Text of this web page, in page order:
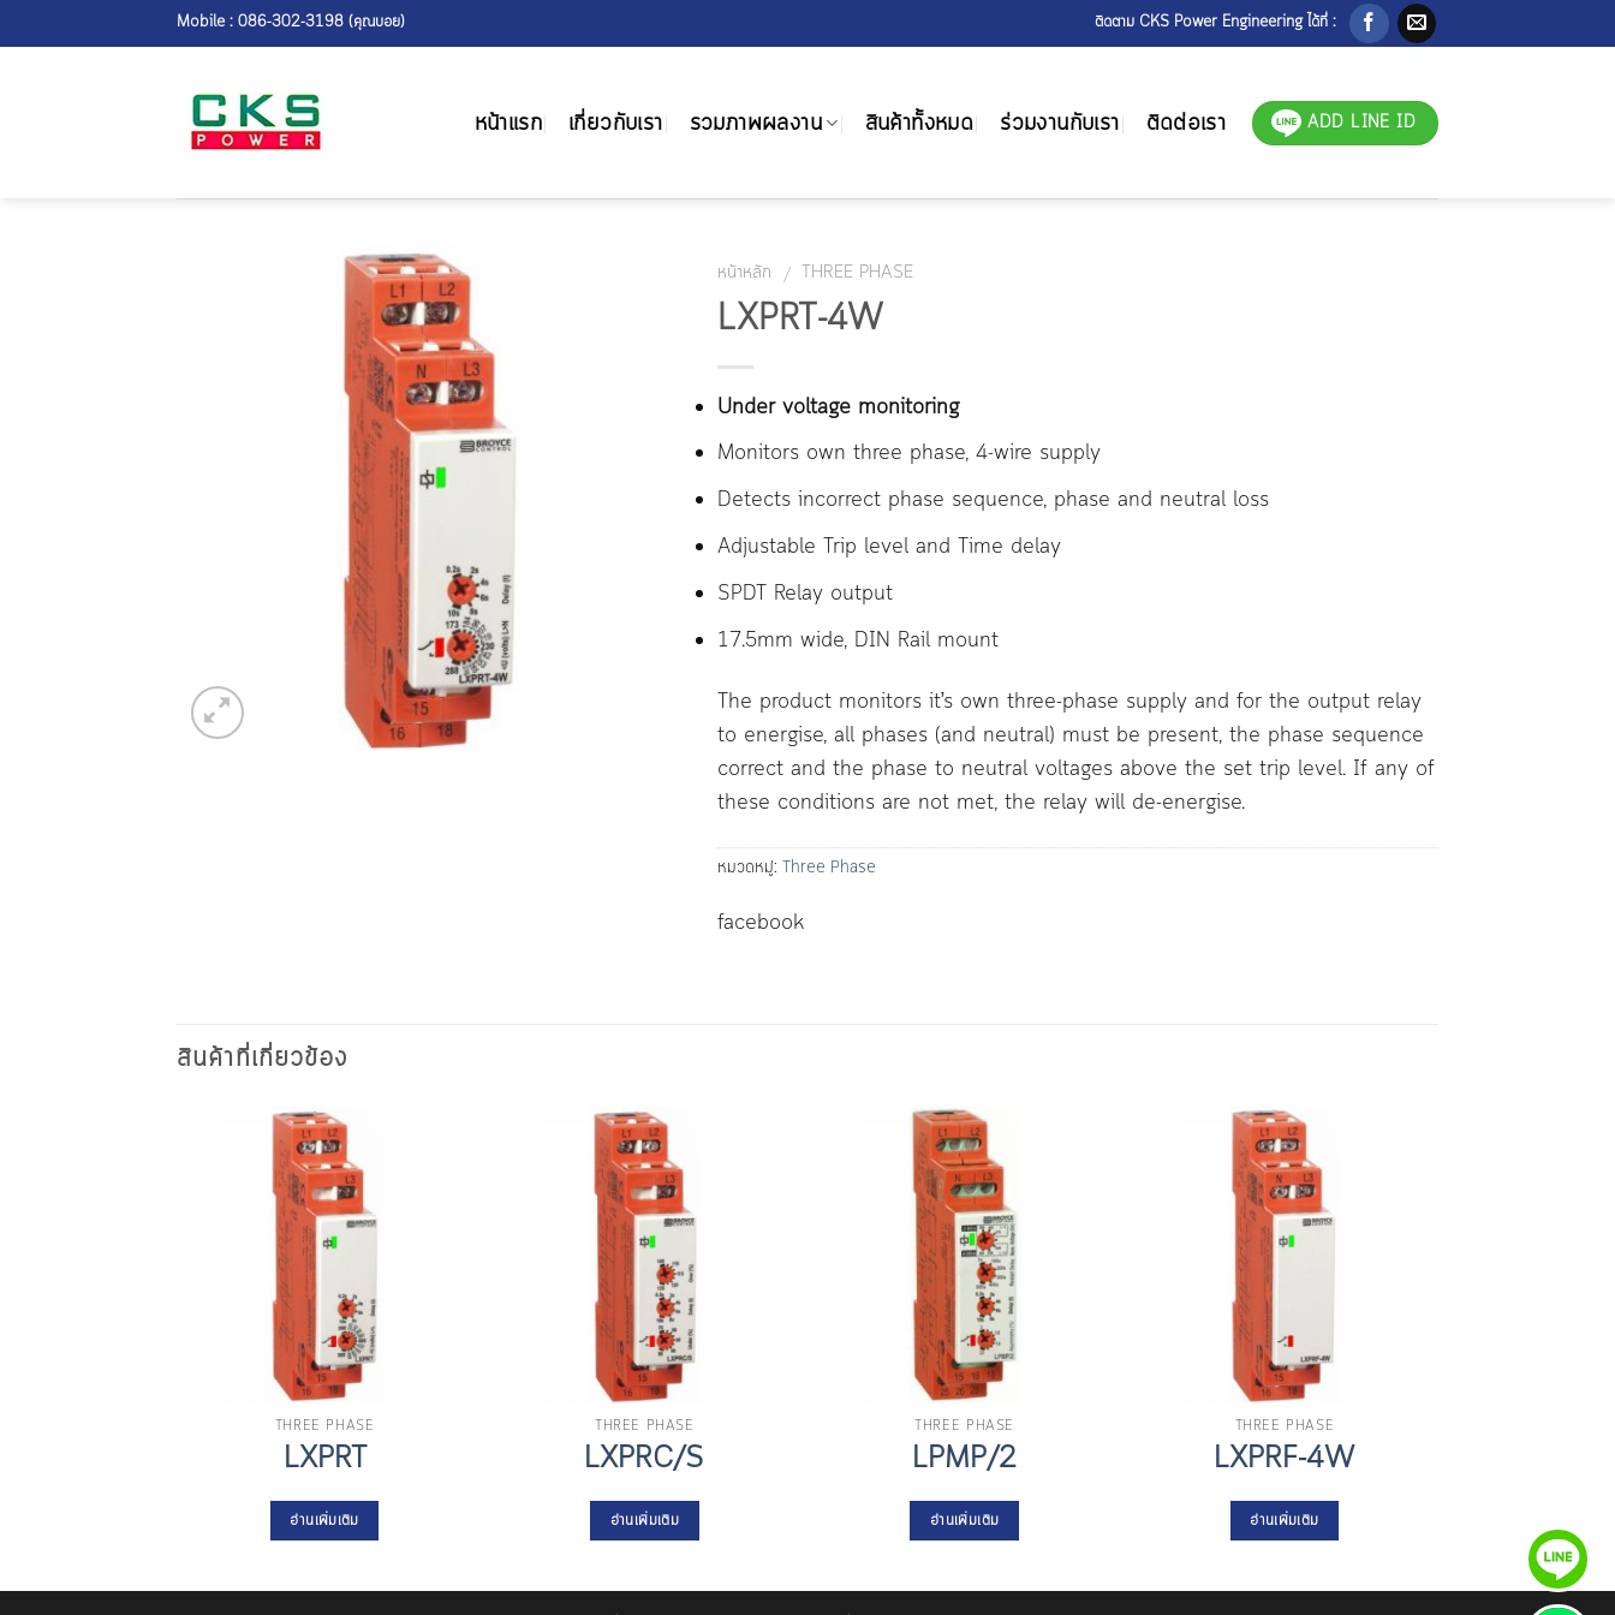
to
Mobile : 086-302-3198 (คุณบอย) ติดตาม CKS Power Engineering ได้ที่ :
หน้าแรก เกี่ยวกับเรา รวมภาพผลงาน สินค้าทั้งหมด ร่วมงานกับเรา ติดต่อเรา ADD LINE ID
หน้าหลัก / THREE PHASE
LXPRT-4W
Under voltage monitoring
Monitors own three phase, 4-wire supply
Detects incorrect phase sequence, phase and neutral loss
Adjustable Trip level and Time delay
SPDT Relay output
17.5mm wide, DIN Rail mount
The product monitors it’s own three-phase supply and for the output relay
to energise, all phases (and neutral) must be present, the phase sequence
correct and the phase to neutral voltages above the set trip level. If any of
these conditions are not met, the relay will de-energise.
หมวดหมู่: Three Phase
facebook
สินค้าที่เกี่ยวข้อง
THREE PHASE
LXPRT
อ่านเพิ่มเติม
THREE PHASE
LXPRC/S
อ่านเพิ่มเติม
THREE PHASE
LPMP/2
อ่านเพิ่มเติม
THREE PHASE
LXPRF-4W
อ่านเพิ่มเติม